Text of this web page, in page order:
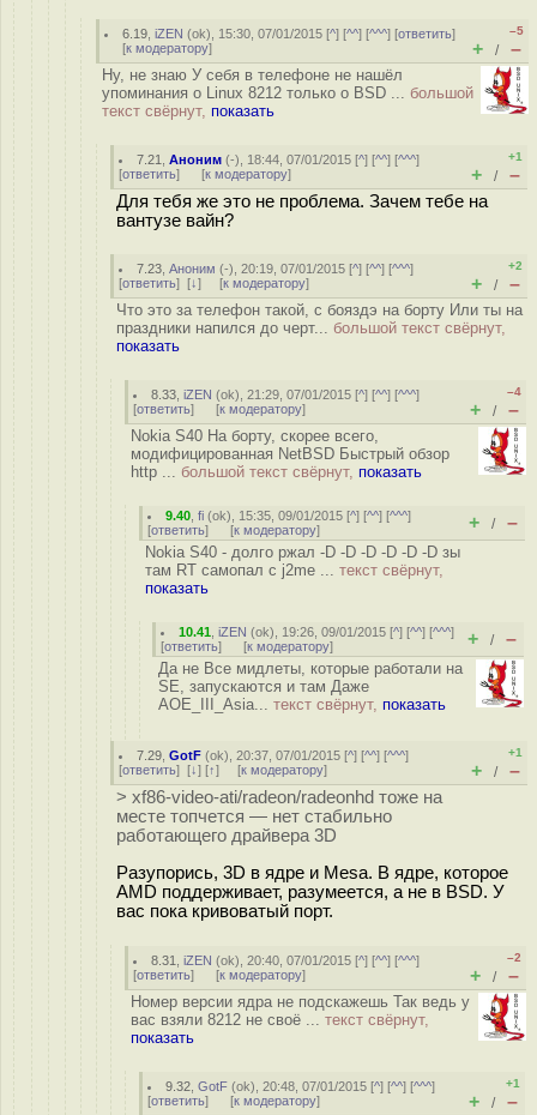
6.19 ,iZEN (ok), 15:30, 07/01/2015 [^] [^^] [^^^] [ответить]
[к модератору]
–5
+ / –
Ну, не знаю У себя в телефоне не нашёл
упоминания о Linux 8212 только о BSD ... большой
текст свёрнут, показать
7.21 ,Аноним (-), 18:44, 07/01/2015 [^] [^^] [^^^]
[ответить] [к модератору]
+1
+ / –
Для тебя же это не проблема. Зачем тебе на
вантузе вайн?
7.23 ,Аноним (-), 20:19, 07/01/2015 [^] [^^] [^^^]
[ответить] [↓] [к модератору]
+2
+ / –
Что это за телефон такой, с бояздэ на борту Или ты на
праздники напился до черт... большой текст свёрнут,
показать
8.33 ,iZEN (ok), 21:29, 07/01/2015 [^] [^^] [^^^]
[ответить] [к модератору]
–4
+ / –
Nokia S40 На борту, скорее всего,
модифицированная NetBSD Быстрый обзор
http ... большой текст свёрнут, показать
9.40 ,fi (ok), 15:35, 09/01/2015 [^] [^^] [^^^]
[ответить] [к модератору] + / –
Nokia S40 - долго ржал -D -D -D -D -D -D зы
там RT самопал с j2me ... текст свёрнут,
показать
10.41 ,iZEN (ok), 19:26, 09/01/2015 [^] [^^] [^^^]
[ответить] [к модератору] + / –
Да не Все мидлеты, которые работали на
SE, запускаются и там Даже
AOE_III_Asia... текст свёрнут, показать
7.29 ,GotF (ok), 20:37, 07/01/2015 [^] [^^] [^^^]
[ответить] [↓] [↑] [к модератору]
+1
+ / –
> xf86-video-ati/radeon/radeonhd тоже на
месте топчется — нет стабильно
работающего драйвера 3D
Разупорись, 3D в ядре и Mesa. В ядре, которое
AMD поддерживает, разумеется, а не в BSD. У
вас пока кривоватый порт.
8.31 ,iZEN (ok), 20:40, 07/01/2015 [^] [^^] [^^^]
[ответить] [к модератору]
–2
+ / –
Номер версии ядра не подскажешь Так ведь у
вас взяли 8212 не своё ... текст свёрнут,
показать
9.32 ,GotF (ok), 20:48, 07/01/2015 [^] [^^] [^^^]
[ответить] [к модератору]
+1
+ / –